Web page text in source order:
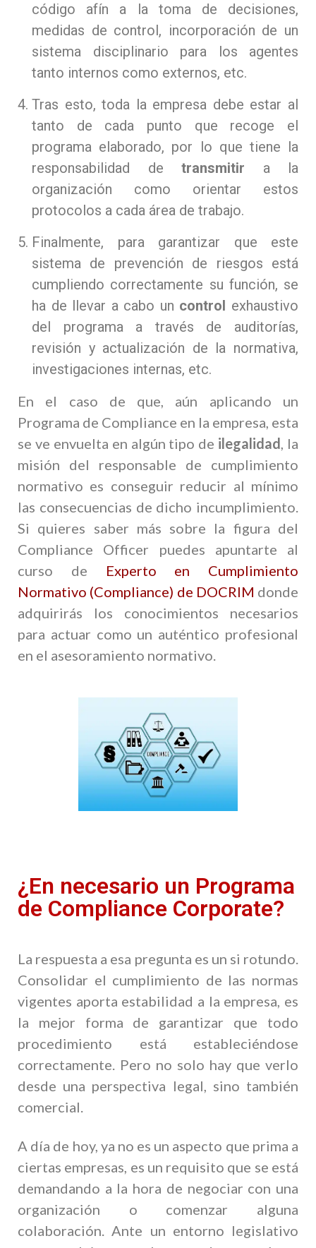
código afín a la toma de decisiones,
medidas de control, incorporación de un
sistema disciplinario para los agentes
tanto internos como externos, etc.
Tras esto, toda la empresa debe estar al
tanto de cada punto que recoge el
programa elaborado, por lo que tiene la
responsabilidad de transmitir a la
organización como orientar estos
protocolos a cada área de trabajo.
Finalmente, para garantizar que este
sistema de prevención de riesgos está
cumpliendo correctamente su función, se
ha de llevar a cabo un control exhaustivo
del programa a través de auditorías,
revisión y actualización de la normativa,
investigaciones internas, etc.
En el caso de que, aún aplicando un
Programa de Compliance en la empresa, esta
se ve envuelta en algún tipo de ilegalidad, la
misión del responsable de cumplimiento
normativo es conseguir reducir al mínimo
las consecuencias de dicho incumplimiento.
Si quieres saber más sobre la figura del
Compliance Officer puedes apuntarte al
curso de
Experto en Cumplimiento
Normativo (Compliance) de DOCRIM donde
adquirirás los conocimientos necesarios
para actuar como un auténtico profesional
en el asesoramiento normativo.
¿En necesario un Programa
de Compliance Corporate?
La respuesta a esa pregunta es un si rotundo.
Consolidar el cumplimiento de las normas
vigentes aporta estabilidad a la empresa, es
la mejor forma de garantizar que todo
procedimiento está estableciéndose
correctamente. Pero no solo hay que verlo
desde una perspectiva legal, sino también
comercial.
A día de hoy, ya no es un aspecto que prima a
ciertas empresas, es un requisito que se está
demandando a la hora de negociar con una
organización o comenzar alguna
colaboración. Ante un entorno legislativo